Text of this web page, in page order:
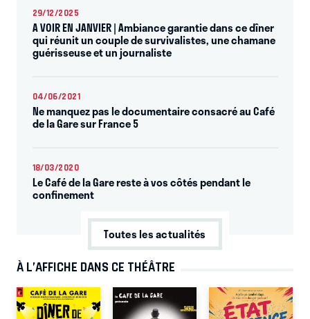
29/12/2025
A VOIR EN JANVIER | Ambiance garantie dans ce dîner
qui réunit un couple de survivalistes, une chamane
guérisseuse et un journaliste
04/06/2021
Ne manquez pas le documentaire consacré au Café
de la Gare sur France 5
18/03/2020
Le Café de la Gare reste à vos côtés pendant le
confinement
Toutes les actualités
À L’AFFICHE DANS CE THÉÂTRE